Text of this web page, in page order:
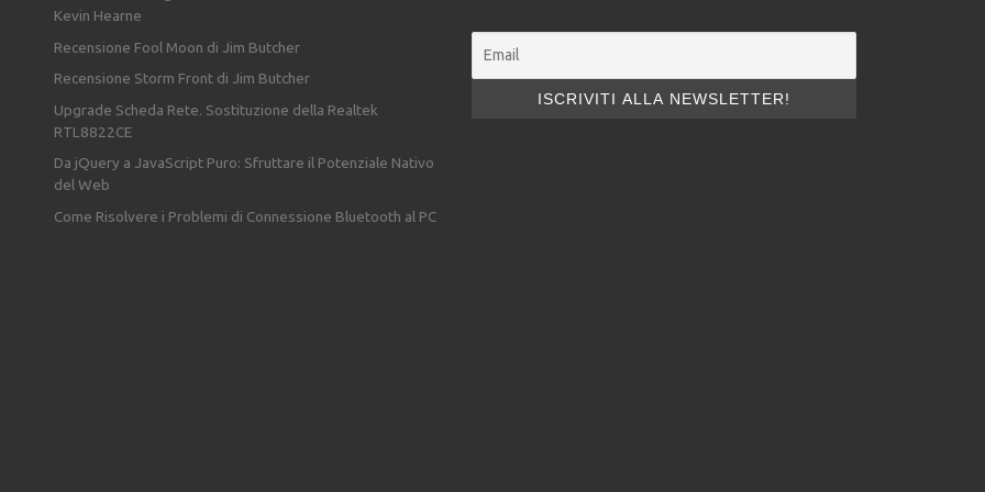
Kevin Hearne
Recensione Fool Moon di Jim Butcher
Recensione Storm Front di Jim Butcher
Upgrade Scheda Rete. Sostituzione della Realtek
RTL8822CE
Da jQuery a JavaScript Puro: Sfruttare il Potenziale Nativo
del Web
Come Risolvere i Problemi di Connessione Bluetooth al PC